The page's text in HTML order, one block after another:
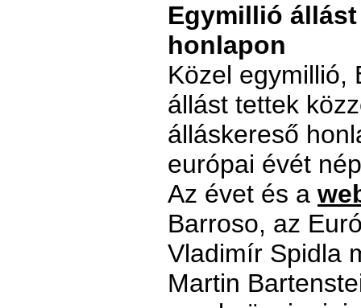
Egymillió
honlapon
Közel egymillió,
állást tettek
álláskereső
európai évét
Az évet és a
Barroso, az
Vladimír Spidla
Martin